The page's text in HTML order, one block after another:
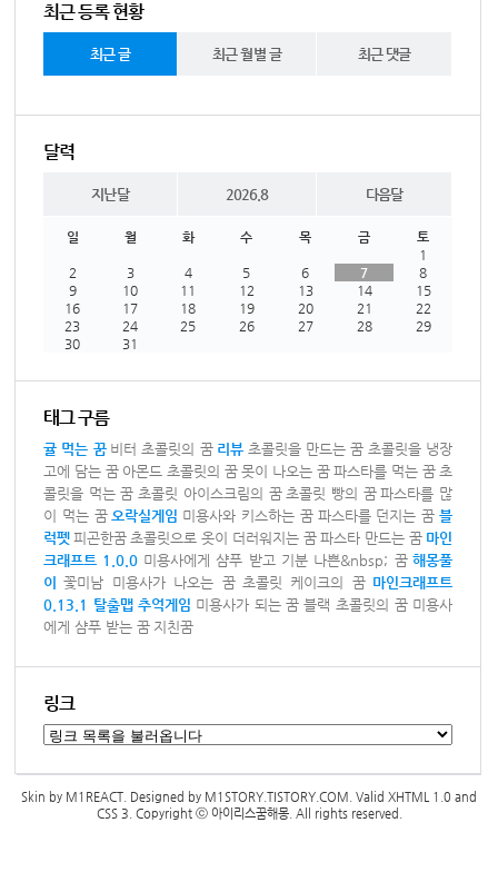
최근 등록 현황
최근 글 최근 월별 글 최근 댓글
달력
지난달 2026.8 다음달
일 월 화 수 목 금
토
1
2
3 4 5 6 7
8
9
10 11 12 13 14
15
16
17 18 19 20 21
22
23
24 25 26 27 28
29
30
31
태그 구름
귤 먹는 꿈 비터 초콜릿의 꿈 리뷰 초콜릿을 만드는 꿈 초콜릿을 냉장
고에 담는 꿈 아몬드 초콜릿의 꿈 못이 나오는 꿈 파스타를 먹는 꿈 초
콜릿을 먹는 꿈 초콜릿 아이스크림의 꿈 초콜릿 빵의 꿈 파스타를 많
이 먹는 꿈 오락실게임 미용사와 키스하는 꿈 파스타를 던지는 꿈 블
럭펫 피곤한꿈 초콜릿으로 옷이 더러워지는 꿈 파스타 만드는 꿈 마인
크래프트 1.0.0 미용사에게 샴푸 받고 기분 나쁜&nbsp; 꿈 해몽풀
이
꽃미남 미용사가 나오는 꿈 초콜릿 케이크의 꿈 마인크래프트
0.13.1 탈출맵 추억게임 미용사가 되는 꿈 블랙 초콜릿의 꿈 미용사
에게 샴푸 받는 꿈 지친꿈
링크
Skin by M1REACT . Designed by M1STORY.TISTORY.COM . Valid XHTML 1.0 and
CSS 3 . Copyright ⓒ 아이리스꿈해몽. All rights reserved.